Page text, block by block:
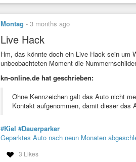
Montag - 3 months ago
Live Hack
Hm, das könnte doch ein Live Hack sein um
unbeobachteten Moment die
kn-online.de hat geschrieben:
Ohne Kennzeichen galt das Auto nicht
Kontakt aufgenommen, damit dieser das
#Kiel #Dauerparker
Geparktes Auto nach neun Monaten
3 Likes